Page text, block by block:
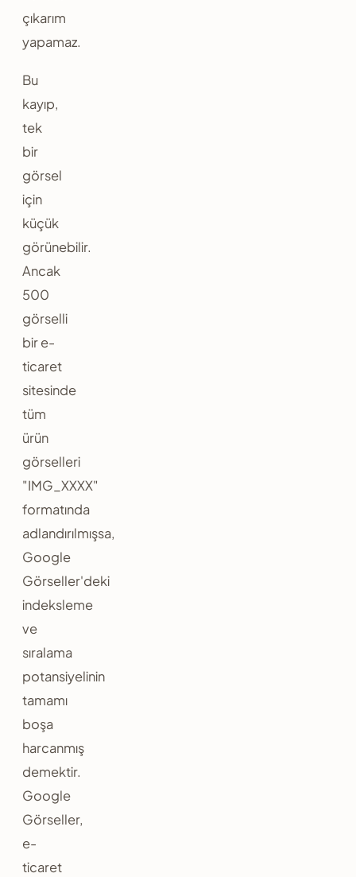
çıkarım
yapamaz.
Bu
kayıp,
tek
bir
görsel
için
küçük
görünebilir.
Ancak
500
görselli
bir e-
ticaret
sitesinde
tüm
ürün
görselleri
"IMG_XXXX"
formatında
adlandırılmışsa,
Google
Görseller'deki
indeksleme
ve
sıralama
potansiyelinin
tamamı
boşa
harcanmış
demektir.
Google
Görseller,
e-
ticaret